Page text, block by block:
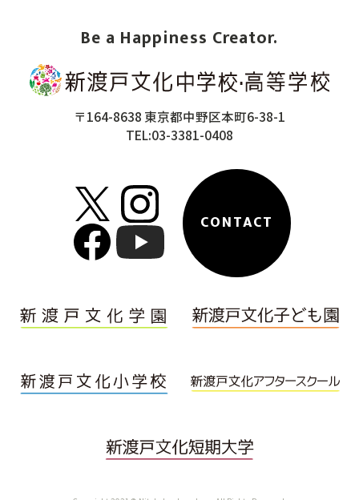
Be a Happiness Creator.
〒164-8638 東京都中野区本町6-38-1
TEL:03-3381-0408
CONTACT